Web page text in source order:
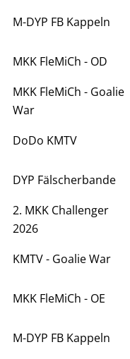
M-DYP FB Kappeln
MKK FleMiCh - OD
MKK FleMiCh - Goalie
War
DoDo KMTV
DYP Fälscherbande
2. MKK Challenger
2026
KMTV - Goalie War
MKK FleMiCh - OE
M-DYP FB Kappeln